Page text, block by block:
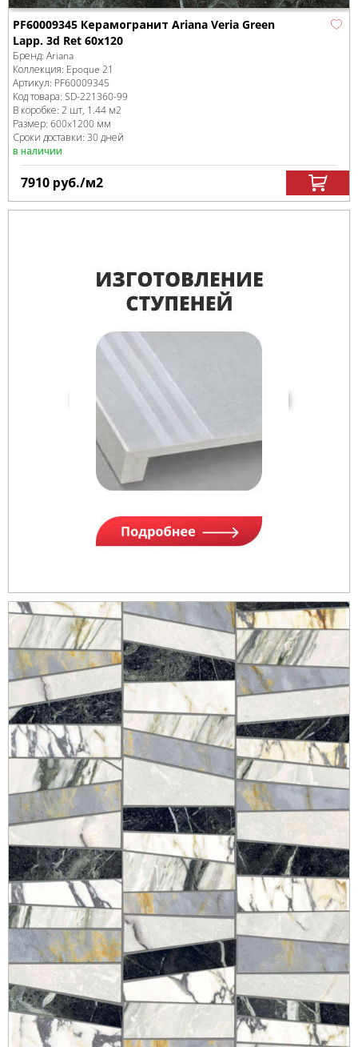
PF60009345 Керамогранит Ariana Veria Green
Lapp. 3d Ret 60x120
Бренд: Ariana
Коллекция: Epoque 21
Артикул: PF60009345
Код товара: SD-221360-99
В коробке: 2 шт, 1.44 м2
Размер: 600x1200 мм
Сроки доставки: 30 дней
в наличии
7910 руб./м2